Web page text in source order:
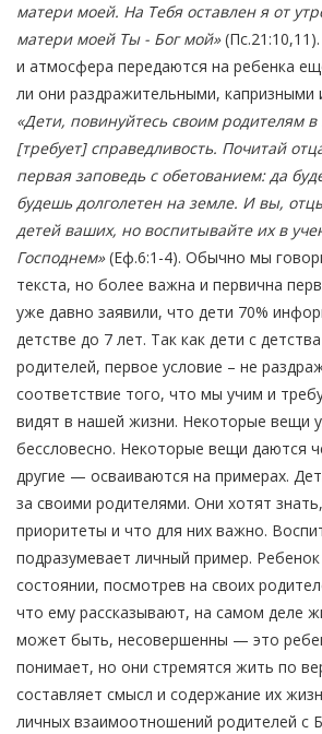
матери моей. На Тебя оставлен я от
матери моей Ты - Бог мой»
и атмосфера передаются на ребенка
ли они раздражительными, капризными
«Дети, повинуйтесь своим родителям в
[требует] справедливость. Почитай
первая заповедь с обетованием: да
будешь долголетен на земле. И вы,
детей ваших, но воспитывайте их в
Господнем»(Еф.6:1-4). Обычно мы
текста, но более важна и первична
уже давно заявили, что дети 70%
детстве до 7 лет. Так как дети с
родителей, первое условие – не
соответствие того, что мы учим и
видят в нашей жизни. Некоторые вещи
бессловесно. Некоторые вещи даются
другие — осваиваются на примерах.
за своими родителями. Они хотят
приоритеты и что для них важно.
подразумевает личный пример.
состоянии, посмотрев на своих
что ему рассказывают, на самом деле
может быть, несовершенны — это
понимает, но они стремятся жить по
составляет смысл и содержание их
личных взаимоотношений родителей с